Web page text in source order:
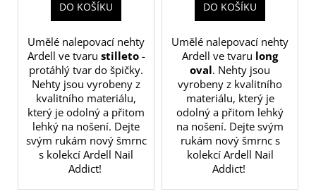
DO KOŠÍKU
Umělé nalepovací nehty
Ardell ve tvaru stilleto-
protáhlý tvar do špičky.
Nehty jsou vyrobeny z
kvalitního materiálu,
který je odolný a přitom
lehký na nošení. Dejte
svým rukám nový šmrnc
s kolekcí Ardell Nail
Addict!
DO KOŠÍKU
Umělé nalepovací nehty
Ardell ve tvaru long
oval. Nehty jsou
vyrobeny z kvalitního
materiálu, který je
odolný a přitom lehký
na nošení. Dejte svým
rukám nový šmrnc s
kolekcí Ardell Nail
Addict!